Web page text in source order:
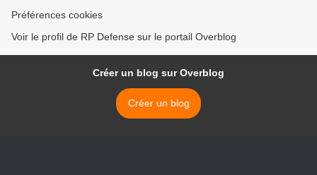
Préférences cookies
Voir le profil de RP Defense sur le portail Overblog
Créer un blog sur Overblog
Créer un blog